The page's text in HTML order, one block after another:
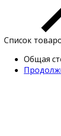
Список
Общая